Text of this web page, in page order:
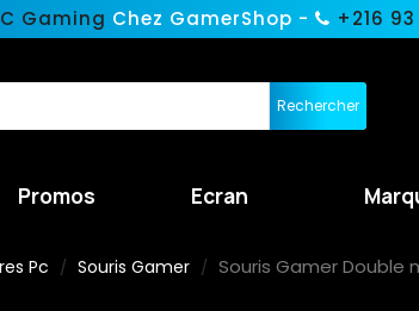
Gaming Chez GamerShop - +216
Rechercher
Promos Ecran
Pc Souris Gamer Souris Gamer Double